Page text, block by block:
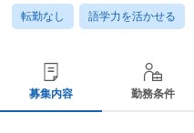
転勤なし 語学力を活かせる
募集内容 勤務条件